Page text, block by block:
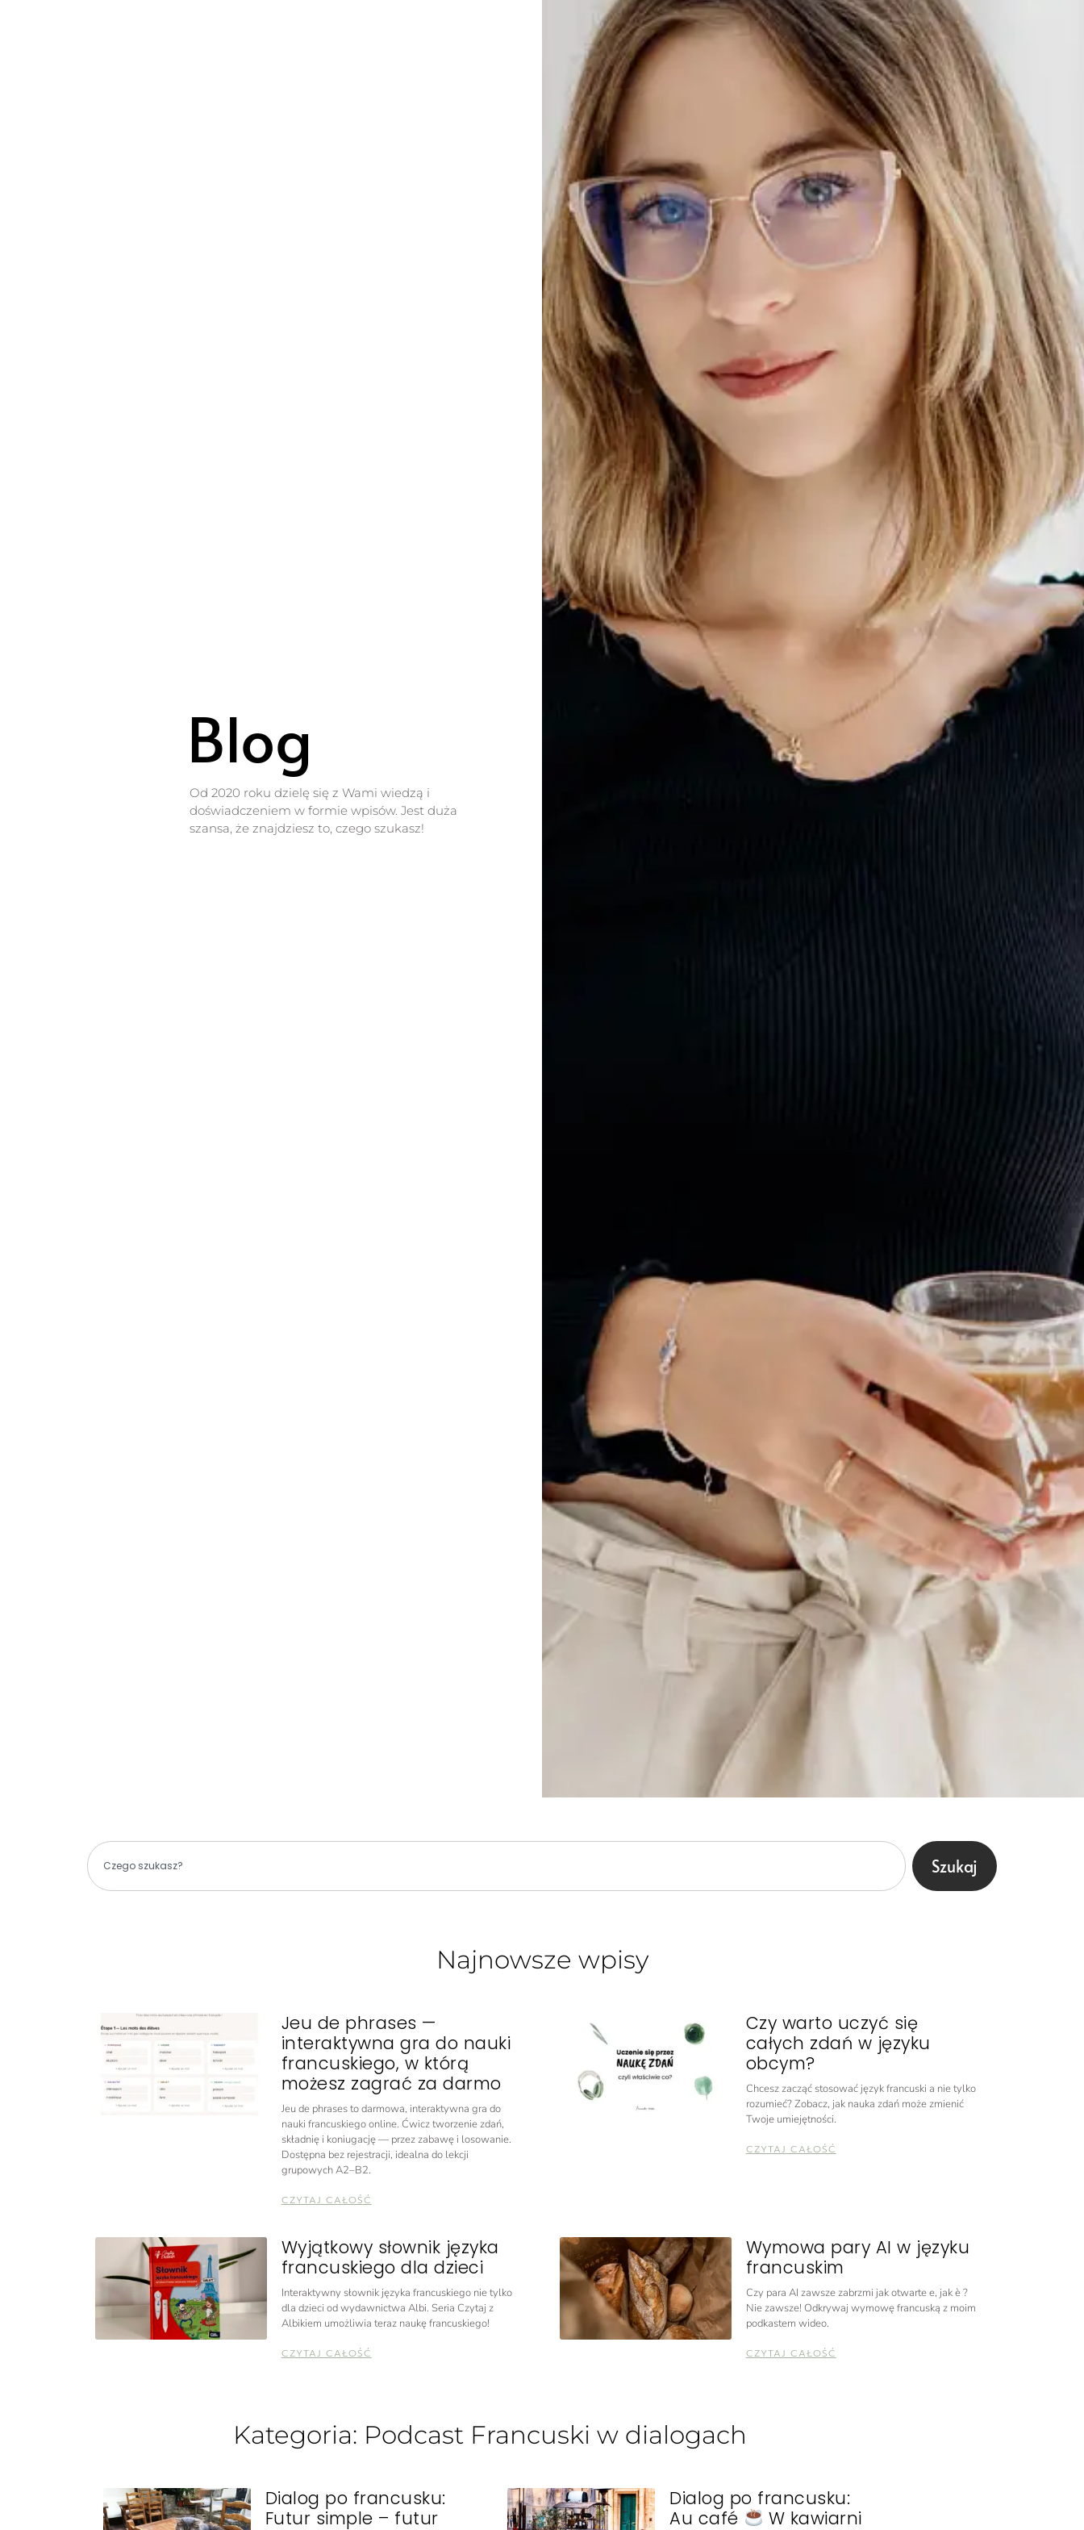
Blog
Od 2020 roku dzielę się z Wami wiedzą i
doświadczeniem w formie wpisów. Jest duża
szansa, że znajdziesz to, czego szukasz!
Szukaj
Najnowsze wpisy
Jeu de phrases —
interaktywna gra do nauki
francuskiego, w którą
możesz zagrać za darmo
Jeu de phrases to darmowa, interaktywna gra do
nauki francuskiego online. Ćwicz tworzenie zdań,
składnię i koniugację — przez zabawę i losowanie.
Dostępna bez rejestracji, idealna do lekcji
grupowych A2–B2.
CZYTAJ CAŁOŚĆ
Czy warto uczyć się
całych zdań w języku
obcym?
Chcesz zacząć stosować język francuski a nie tylko
rozumieć? Zobacz, jak nauka zdań może zmienić
Twoje umiejętności.
CZYTAJ CAŁOŚĆ
Wyjątkowy słownik języka
francuskiego dla dzieci
Interaktywny słownik języka francuskiego nie tylko
dla dzieci od wydawnictwa Albi. Seria Czytaj z
Albikiem umożliwia teraz naukę francuskiego!
CZYTAJ CAŁOŚĆ
Wymowa pary AI w języku
francuskim
Czy para AI zawsze zabrzmi jak otwarte e, jak è ?
Nie zawsze! Odkrywaj wymowę francuską z moim
podkastem wideo.
CZYTAJ CAŁOŚĆ
Kategoria: Podcast Francuski w dialogach
Dialog po francusku:
Futur simple – futur
Dialog po francusku:
Au café
W kawiarni